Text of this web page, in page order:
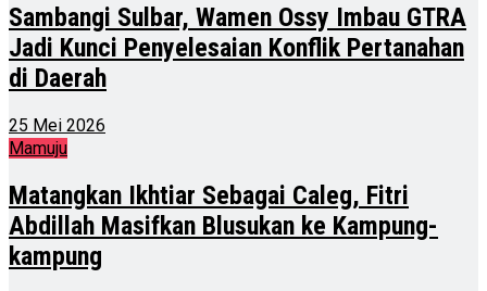
Sambangi Sulbar, Wamen Ossy Imbau GTRA
Jadi Kunci Penyelesaian Konflik Pertanahan
di Daerah
25 Mei 2026
Mamuju
Matangkan Ikhtiar Sebagai Caleg, Fitri
Abdillah Masifkan Blusukan ke Kampung-
kampung